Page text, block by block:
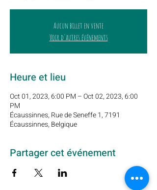
Aucun billet en vente
Voir d'autres événements
Heure et lieu
Oct 01, 2023, 6:00 PM – Oct 02, 2023, 6:00
PM
Écaussinnes, Rue de Seneffe 1, 7191
Écaussinnes, Belgique
Partager cet événement